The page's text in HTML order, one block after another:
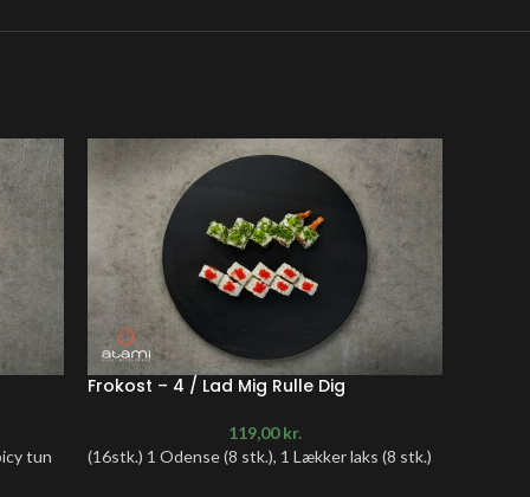
tun
Frokost – 4 / Lad Mig Rulle Dig
119,00kr.
(16stk.) 1 Odense (8 stk.), 1 Lækker laks (8 stk.)